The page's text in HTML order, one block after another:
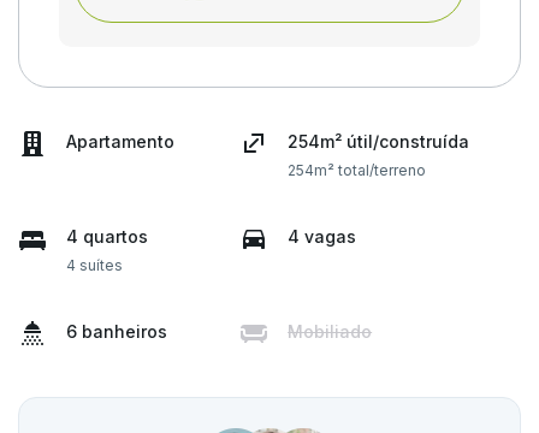
Apartamento 254m² útil/construída
254m² total/terreno
4 quartos
4 suítes
4 vagas
6 banheiros Mobiliado